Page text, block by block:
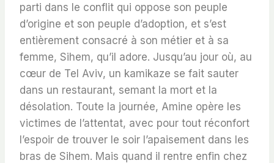
parti dans le conflit qui oppose son peuple
d’origine et son peuple d’adoption, et s’est
entièrement consacré à son métier et à sa
femme, Sihem, qu’il adore. Jusqu’au jour où, au
cœur de Tel Aviv, un kamikaze se fait sauter
dans un restaurant, semant la mort et la
désolation. Toute la journée, Amine opère les
victimes de l’attentat, avec pour tout réconfort
l’espoir de trouver le soir l’apaisement dans les
bras de Sihem. Mais quand il rentre enfin chez